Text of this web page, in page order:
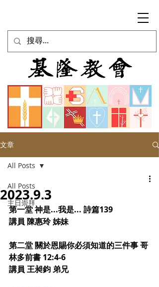
文章
All Posts
主日崇拜
All Posts
2023.9.3
第一堂 神是...我是... 詩篇139
講員 陳惠玲 姊妹
第二堂 關於恩賜你必須知道的三件事 哥
林多前書 12:4-6
講員 王昶鈞 弟兄